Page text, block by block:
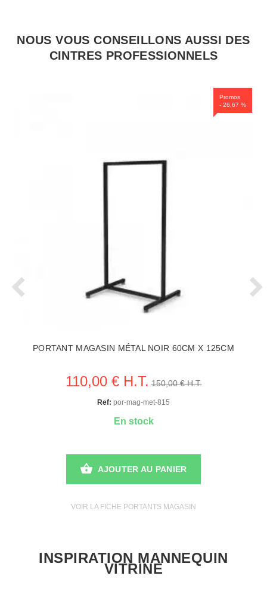
NOUS VOUS CONSEILLONS AUSSI DES
CINTRES PROFESSIONNELS
Promos
- 26,67 %
PORTANT MAGASIN MÉTAL NOIR 60CM X 125CM
110,00 € H.T. 150,00 € H.T.
Ref: por-mag-met-815
En stock
AJOUTER AU PANIER
VOIR LA FICHE PORTANTS MAGASIN
INSPIRATION MANNEQUIN
VITRINE